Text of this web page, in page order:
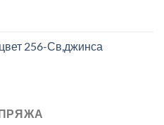
256-Св,джинса